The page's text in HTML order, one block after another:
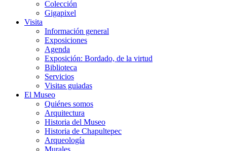
Colección
Gigapixel
Visita
Información general
Exposiciones
Agenda
Exposición: Bordado, de la virtud
Biblioteca
Servicios
Visitas guiadas
El Museo
Quiénes somos
Arquitectura
Historia del Museo
Historia de Chapultepec
Arqueología
Murales